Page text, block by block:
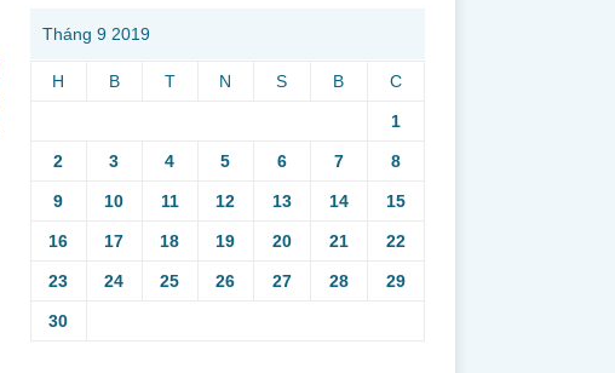
Tháng 9 2019
H B T N S B C
1
2 3 4 5 6 7 8
9 10 11 12 13 14 15
16 17 18 19 20 21 22
23 24 25 26 27 28 29
30